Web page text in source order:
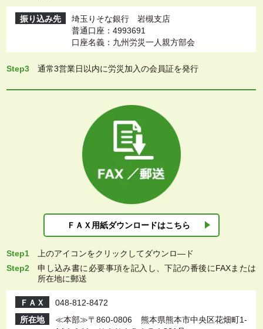
振り込み先
埼玉りそな銀行 岩槻支店
普通口座：4993691
口座名義：九州労災一人親方部会
Step3 通常3営業日以内に労災加入の会員証を発行
ＦＡＸ用紙ダウンロードはこちら
Step1 上のアイコンをクリックしてダウンロ―ド
Step2
申し込み書に必要事項を記入し、下記の番後にFAXまたは
所在地に郵送
ＦＡＸ
048-812-8472
所在地
≪本部≫〒860-0806 熊本県熊本市中央区花畑町1-